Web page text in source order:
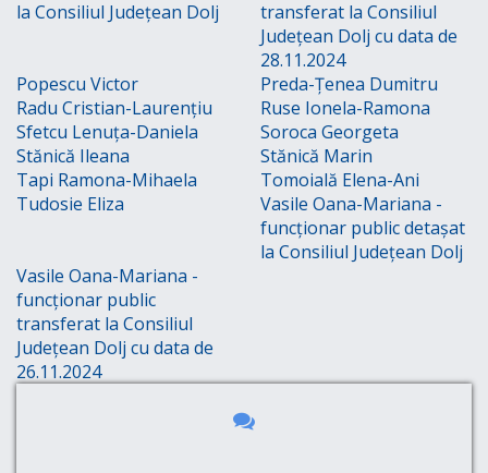
la Consiliul Județean Dolj
transferat la Consiliul
Județean Dolj cu data de
28.11.2024
Popescu Victor
Preda-Țenea Dumitru
Radu Cristian-Laurențiu
Ruse Ionela-Ramona
Sfetcu Lenuța-Daniela
Soroca Georgeta
Stănică Ileana
Stănică Marin
Tapi Ramona-Mihaela
Tomoială Elena-Ani
Tudosie Eliza
Vasile Oana-Mariana -
funcționar public detașat
la Consiliul Județean Dolj
Vasile Oana-Mariana -
funcționar public
transferat la Consiliul
Județean Dolj cu data de
26.11.2024